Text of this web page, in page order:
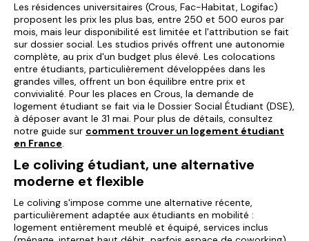
Les résidences universitaires (Crous, Fac-Habitat, Logifac)
proposent les prix les plus bas, entre 250 et 500 euros par
mois, mais leur disponibilité est limitée et l'attribution se fait
sur dossier social. Les studios privés offrent une autonomie
complète, au prix d'un budget plus élevé. Les colocations
entre étudiants, particulièrement développées dans les
grandes villes, offrent un bon équilibre entre prix et
convivialité. Pour les places en Crous, la demande de
logement étudiant se fait via le Dossier Social Étudiant (DSE),
à déposer avant le 31 mai. Pour plus de détails, consultez
notre guide sur comment trouver un logement étudiant
en France.
Le coliving étudiant, une alternative
moderne et flexible
Le coliving s'impose comme une alternative récente,
particulièrement adaptée aux étudiants en mobilité :
logement entièrement meublé et équipé, services inclus